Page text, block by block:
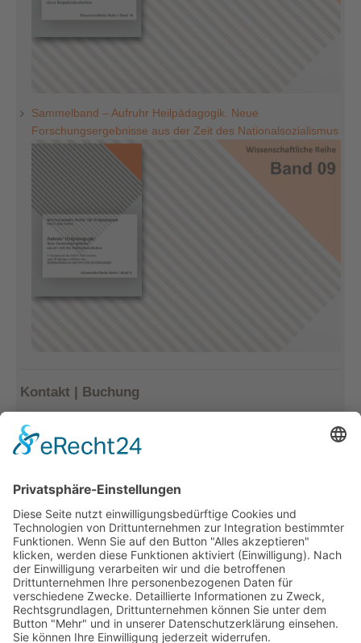
Sammelband – Aufruhr Heilpädagogik. Neue
Forschungsergebnisse aus der Zeit des Nationalsozialismus
Kontakt | Buchung
Tel.: 033477–548940
info@archiv-heilpaedagogik.de
Kommende Veranstaltungen
INTERNATIONALES ARCHIV
FÜR HEILPÄDAGOGIK
Emil E. Kobi Institut